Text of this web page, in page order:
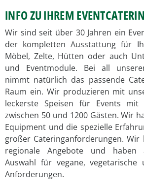
INFO ZU IHREM
Wir sind seit über 30 Jahren ein
der kompletten Ausstattung für
Möbel, Zelte, Hütten oder auch
und Eventmodule. Bei all
nimmt natürlich das passende
Raum ein. Wir produzieren mit
leckerste Speisen für Events mit
zwischen 50 und 1200 Gästen. Wir
Equipment und die spezielle
großer Cateringanforderungen. Wir
regionale Angebote und
Auswahl für vegane,
Anforderungen.